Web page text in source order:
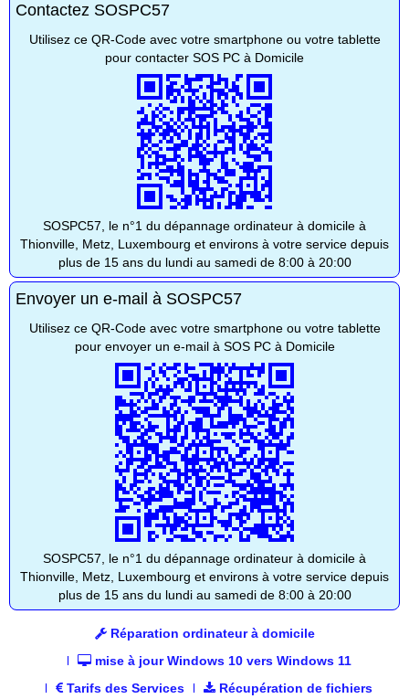
Contactez SOSPC57
Utilisez ce QR-Code avec votre smartphone ou votre tablette
pour contacter SOS PC à Domicile
SOSPC57, le n°1 du dépannage ordinateur à domicile à
Thionville, Metz, Luxembourg et environs à votre service depuis
plus de 15 ans du lundi au samedi de 8:00 à 20:00
Envoyer un e-mail à SOSPC57
Utilisez ce QR-Code avec votre smartphone ou votre tablette
pour envoyer un e-mail à SOS PC à Domicile
SOSPC57, le n°1 du dépannage ordinateur à domicile à
Thionville, Metz, Luxembourg et environs à votre service depuis
plus de 15 ans du lundi au samedi de 8:00 à 20:00
Réparation ordinateur à domicile
mise à jour Windows 10 vers Windows 11
Tarifs des Services
Récupération de fichiers